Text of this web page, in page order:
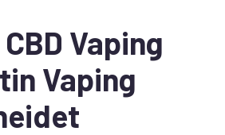
Vaping
Vaping